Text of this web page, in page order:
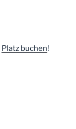
Platz buchen!